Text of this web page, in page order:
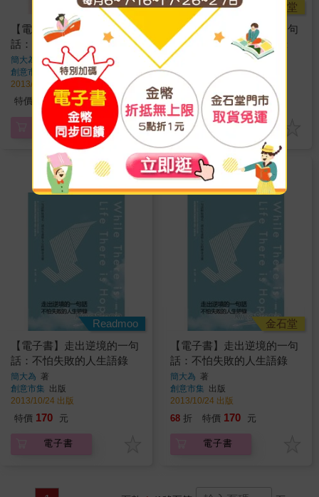
Readmoo
【電子書】改變人生的一句
話：笑淚交織的幸福語錄
簡大為
著
創意市集
出版
2013/11/19 出版
特價 170 元
電子書
金石堂
【電子書】改變人生的一句
話：笑淚交織的幸福語錄
簡大為
創意市集
出版
2013/11/19 出版
68 折 特價 170 元
電子書
Readmoo
【電子書】走出逆境的一句
話：不怕失敗的人生語錄
簡大為 著
創意市集 出版
2013/10/24 出版
特價 170 元
電子書
金石堂
【電子書】走出逆境的一句
話：不怕失敗的人生語錄
簡大為 著
創意市集 出版
2013/10/24 出版
68 折 特價 170 元
電子書